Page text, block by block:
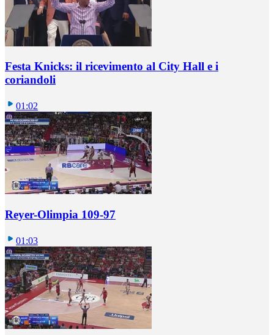
Festa Knicks: il ricevimento al City Hall e i
coriandoli
01:02
Reyer-Olimpia 109-97
01:03